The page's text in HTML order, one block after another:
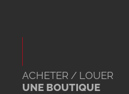
ACHETER / LOUER
UNE BOUTIQUE